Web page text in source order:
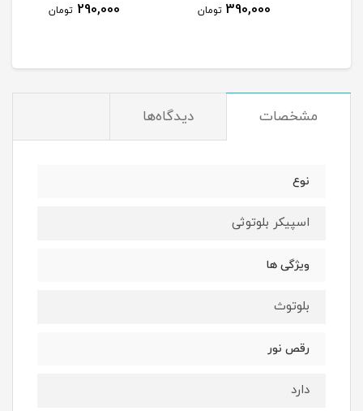
390,000 تومان 290,000 تومان
مشخصات دیدگاه‌ها
نوع
اسپیکر بلوتوثی
ویژگی ها
بلوتوث
رقص نور
دارد